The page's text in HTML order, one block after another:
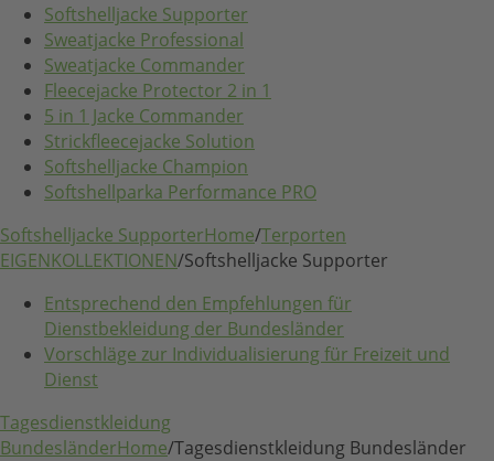
Softshelljacke Supporter
Sweatjacke Professional
Sweatjacke Commander
Fleecejacke Protector 2 in 1
5 in 1 Jacke Commander
Strickfleecejacke Solution
Softshelljacke Champion
Softshellparka Performance PRO
Softshelljacke SupporterHome/Terporten
EIGENKOLLEKTIONEN/Softshelljacke Supporter
Entsprechend den Empfehlungen für
Dienstbekleidung der Bundesländer
Vorschläge zur Individualisierung für Freizeit und
Dienst
Tagesdienstkleidung
BundesländerHome/Tagesdienstkleidung Bundesländer